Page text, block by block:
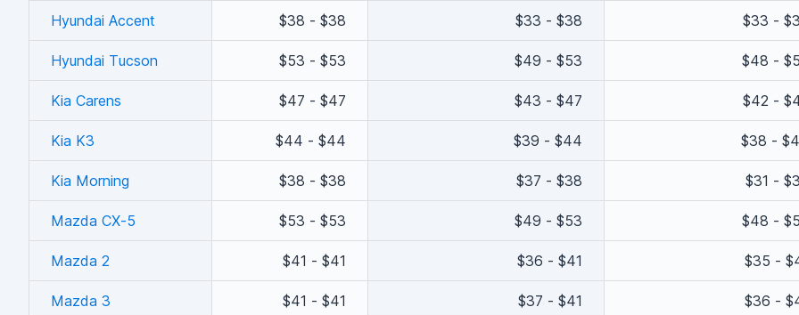
Hyundai Accent $38 - $38 $33 - $38 $33 -
Hyundai Tucson $53 - $53 $49 - $53 $48 -
Kia Carens $47 - $47 $43 - $47 $42 -
Kia K3 $44 - $44 $39 - $44 $38 -
Kia Morning $38 - $38 $37 - $38 $31 -
Mazda CX-5 $53 - $53 $49 - $53 $48 -
Mazda 2 $41 - $41 $36 - $41 $35 -
Mazda 3 $41 - $41 $37 - $41 $36 -